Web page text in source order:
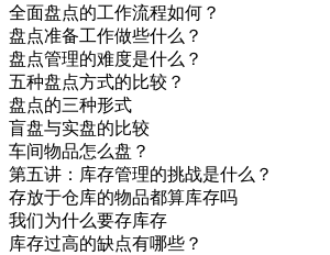
全面盘点的工作流程如何？
盘点准备工作做些什么？
盘点管理的难度是什么？
五种盘点方式的比较？
盘点的三种形式
盲盘与实盘的比较
车间物品怎么盘？
第五讲：库存管理的挑战是什么？
存放于仓库的物品都算库存吗
我们为什么要存库存
库存过高的缺点有哪些？